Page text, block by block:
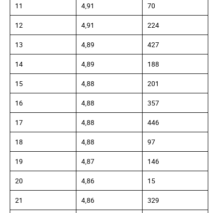
11 4,91 70
12 4,91 224
13 4,89 427
14 4,89 188
15 4,88 201
16 4,88 357
17 4,88 446
18 4,88 97
19 4,87 146
20 4,86 15
21 4,86 329